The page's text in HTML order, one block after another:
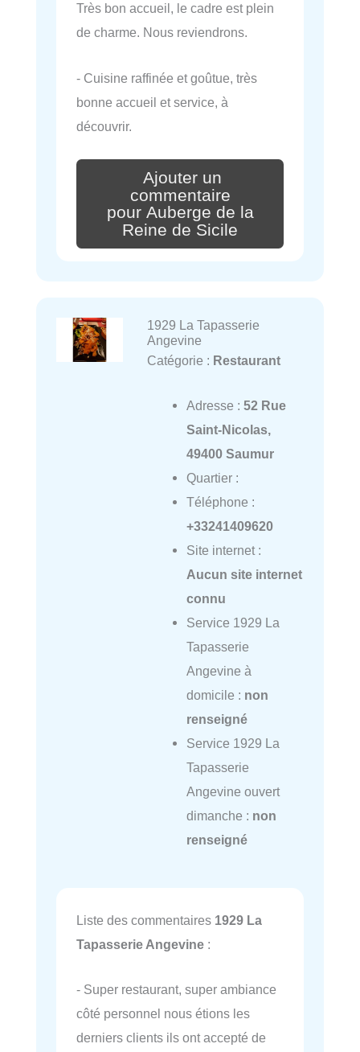
Très bon accueil, le cadre est plein
de charme. Nous reviendrons.
- Cuisine raffinée et goûtue, très
bonne accueil et service, à
découvrir.
Ajouter un
commentaire
pour Auberge de la
Reine de Sicile
1929 La Tapasserie
Angevine
Catégorie : Restaurant
Adresse : 52 Rue
Saint-Nicolas,
49400 Saumur
Quartier :
Téléphone :
+33241409620
Site internet :
Aucun site internet
connu
Service 1929 La
Tapasserie
Angevine à
domicile : non
renseigné
Service 1929 La
Tapasserie
Angevine ouvert
dimanche : non
renseigné
Liste des commentaires 1929 La
Tapasserie Angevine :
- Super restaurant, super ambiance
côté personnel nous étions les
derniers clients ils ont accepté de